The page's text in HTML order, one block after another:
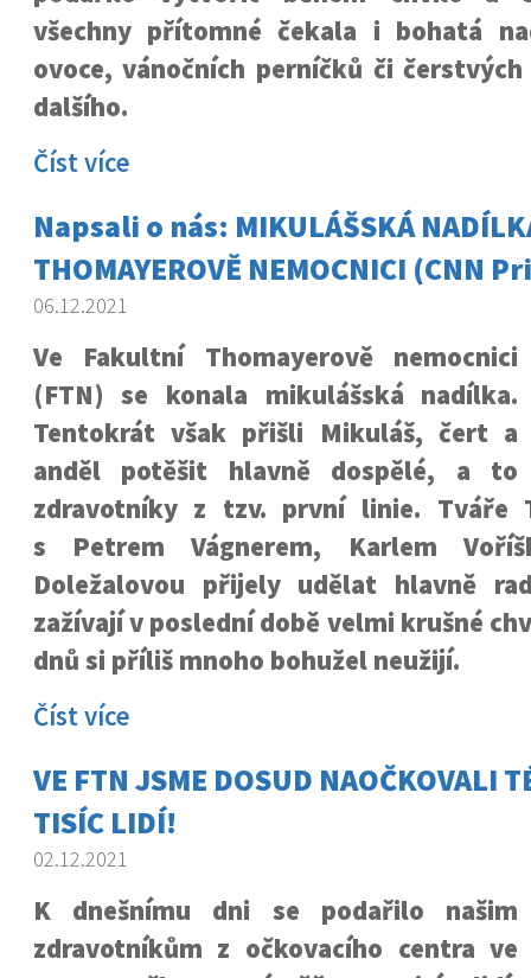
všechny přítomné čekala i bohatá
ovoce, vánočních perníčků či
dalšího.
Číst více
Napsali o nás: MIKULÁŠSKÁ
THOMAYEROVĚ NEMOCNICI (CNN
06.12.2021
Ve Fakultní Thomayerově nemocnici
(FTN) se konala mikulášská nadílka.
Tentokrát však přišli Mikuláš, čert a
anděl potěšit hlavně dospělé, a to
zdravotníky z tzv. první linie. Tváře
s Petrem Vágnerem, Karlem
Doležalovou přijely udělat hlavně
zažívají v poslední době velmi krušné
dnů si příliš mnoho bohužel neužijí.
Číst více
VE FTN JSME DOSUD NAOČKOVALI
TISÍC LIDÍ!
02.12.2021
K dnešnímu dni se podařilo našim
zdravotníkům z očkovacího centra ve